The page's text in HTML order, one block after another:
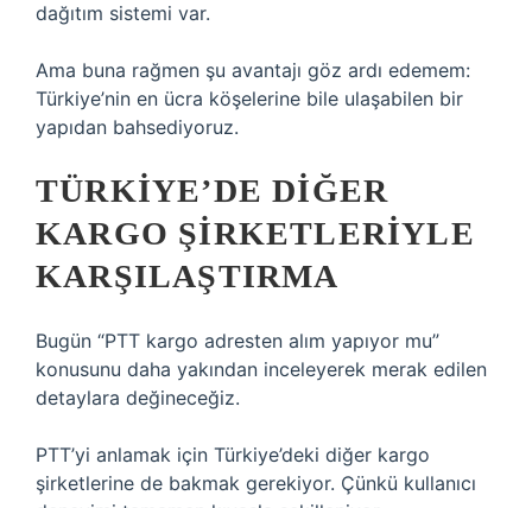
dağıtım sistemi var.
Ama buna rağmen şu avantajı göz ardı edemem:
Türkiye’nin en ücra köşelerine bile ulaşabilen bir
yapıdan bahsediyoruz.
TÜRKIYE’DE DIĞER
KARGO ŞIRKETLERIYLE
KARŞILAŞTIRMA
Bugün “PTT kargo adresten alım yapıyor mu”
konusunu daha yakından inceleyerek merak edilen
detaylara değineceğiz.
PTT’yi anlamak için Türkiye’deki diğer kargo
şirketlerine de bakmak gerekiyor. Çünkü kullanıcı